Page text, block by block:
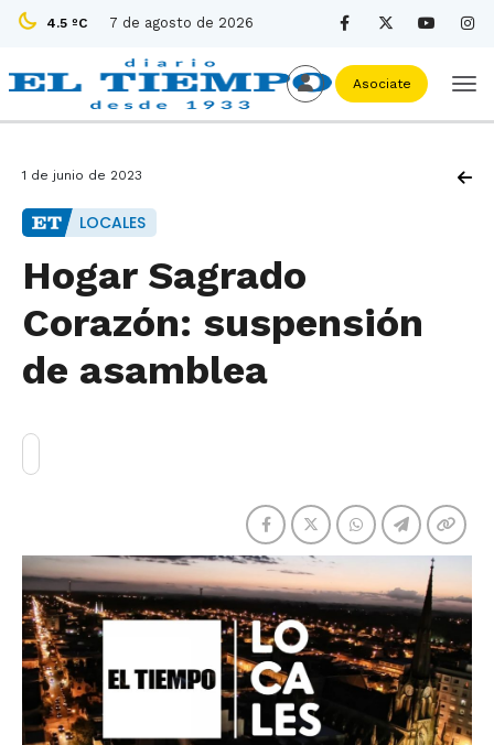
4.5 ºC 7 de agosto de 2026
Asociate
1 de junio de 2023
LOCALES
Hogar Sagrado
Corazón: suspensión
de asamblea